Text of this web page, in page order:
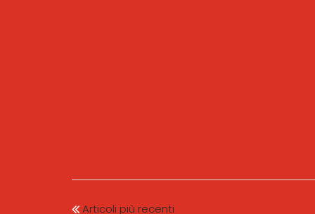
Articoli più recenti